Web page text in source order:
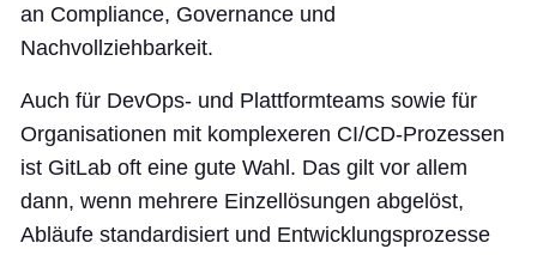
an Compliance, Governance und
Nachvollziehbarkeit.
Auch für DevOps- und Plattformteams sowie für
Organisationen mit komplexeren CI/CD-Prozessen
ist GitLab oft eine gute Wahl. Das gilt vor allem
dann, wenn mehrere Einzellösungen abgelöst,
Abläufe standardisiert und Entwicklungsprozesse